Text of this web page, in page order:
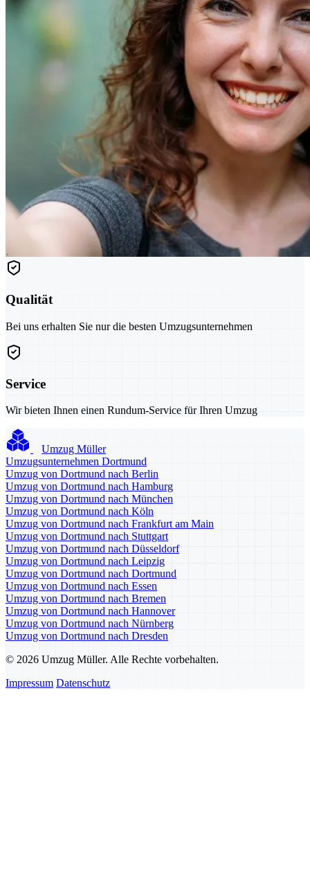
Qualität
Bei uns erhalten Sie nur die besten Umzugsunternehmen
Service
Wir bieten Ihnen einen Rundum-Service für Ihren Umzug
Umzug Müller
Umzugsunternehmen Dortmund
Umzug von Dortmund nach Berlin
Umzug von Dortmund nach Hamburg
Umzug von Dortmund nach München
Umzug von Dortmund nach Köln
Umzug von Dortmund nach Frankfurt am Main
Umzug von Dortmund nach Stuttgart
Umzug von Dortmund nach Düsseldorf
Umzug von Dortmund nach Leipzig
Umzug von Dortmund nach Dortmund
Umzug von Dortmund nach Essen
Umzug von Dortmund nach Bremen
Umzug von Dortmund nach Hannover
Umzug von Dortmund nach Nürnberg
Umzug von Dortmund nach Dresden
© 2026 Umzug Müller. Alle Rechte vorbehalten.
Impressum Datenschutz